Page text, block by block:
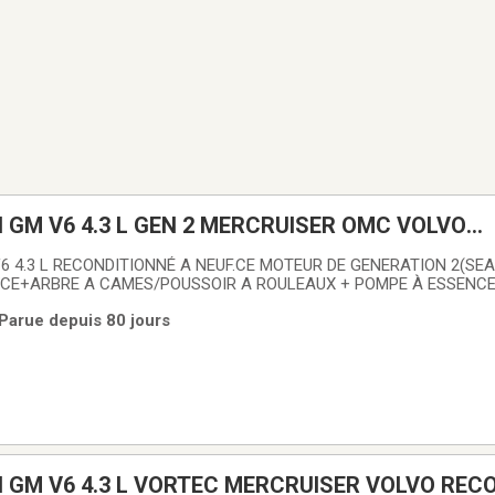
V6 4.3 L GEN 2 MERCRUISER OMC VOLVO
2(SEAL DE
A CAMES/POUSSOIR A ROULEAUX + POMPE À
ET VERIFIÉ REUSINÉ EN ENTIER(NOS BLOCK MOTEURS N'ONT
depuis 80 jours
V6 4.3 L VORTEC MERCRUISER VOLVO